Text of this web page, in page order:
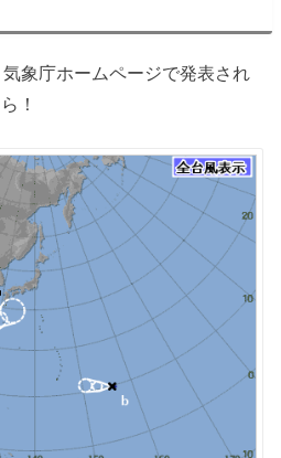
象庁ホームページで発表され
！